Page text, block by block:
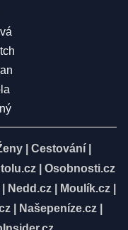
Cestování
Osobnosti.cz
Nedd.cz| Moulík.cz|
Našepeníze.cz